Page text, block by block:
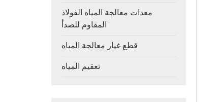
معدات معالجة المياه الفولاذ
المقاوم للصدأ
قطع غيار معالجة المياه
تعقيم المياه